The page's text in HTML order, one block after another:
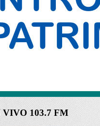
103.7 FM